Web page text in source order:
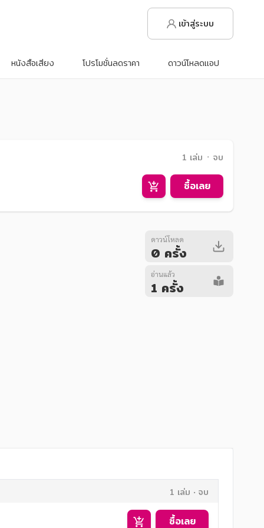
เข้าสู่ระบบ
หนังสือเสียง โปรโมชั่นลดราคา ดาวน์โหลดแอป
1 เล่ม ᛫ จบ
ซื้อเลย
ดาวน์โหลด
0 ครั้ง
อ่านแล้ว
1 ครั้ง
1 เล่ม จบ
ซื้อเลย